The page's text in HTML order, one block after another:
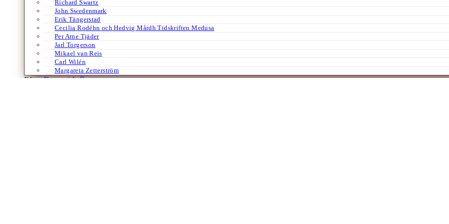
Richard Swartz
John Swedenmark
Erik Tängerstad
Cecilia Rodéhn och Hedvig Mårdh Tidskriften Medusa
Per Arne Tjäder
Jarl Torgerson
Mikael van Reis
Carl Wilén
Margareta Zetterström
Efter:Datum /A-Ö